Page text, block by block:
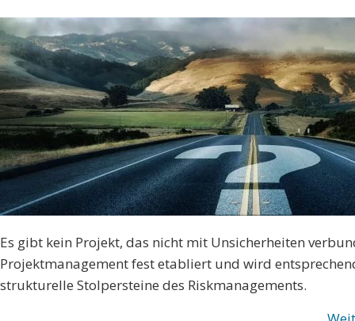
Es gibt kein Projekt, das nicht mit Unsicherheiten
Projektmanagement fest etabliert und wird
strukturelle Stolpersteine des Riskmanagements.